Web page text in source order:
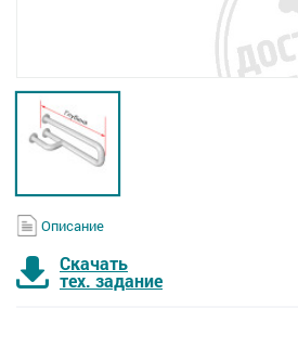
Описание
Скачать
тех. задание